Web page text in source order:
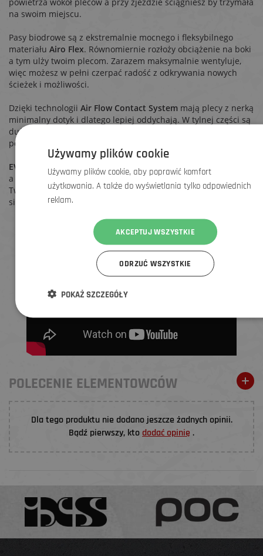
na swoim miejscu.
Pasy biodrowe są z ekstremalnie mocnego i fleksybilnego
materiału Airo Flex. Równomiernie rozłoży obciążenie na boki
a tym ulży twoim plecom. Zarazem maksymalnie wentyluje,
więc możesz w pełni czerpać radość z odkrywania nowych
ścieżek i możliwości.
Dzięki technologii Air Flow Contact System mają plecy z nerką
minimalny dotyk i dlatego lepiej oddychają. W tylnej części są
duże otwory wentylacyjne i specjalne rowkowane i sieciowane
podkładki, które trzymają nerkę mocno na plecach.
EVOC Air Circulationumożliwia optymalną wentylację pleców
a zarazem zabrania ochłodzeniu i przeziębieniu okolicy nerek.
Twoje zdrowie jest bezpieczne i w trudnym terenie, w którym
się nieźle spocisz.
POLECENIE ELEMENTOWCÓW
Dla tego produktu nie dodano jeszcze żadnych opinii.
Bądź pierwszy, ktododać opinię .
Używamy plików cookie
Używamy plików cookie, aby poprawić komfort
użytkowania. A także do wyświetlania tylko odpowiednich
reklam.
AKCEPTUJ WSZYSTKIE
ODRZUĆ WSZYSTKIE
POKAŻ SZCZEGÓŁY